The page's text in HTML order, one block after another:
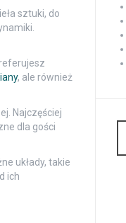
sztuki, do
, ale również
Najczęściej
dla gości
układy, takie
ich